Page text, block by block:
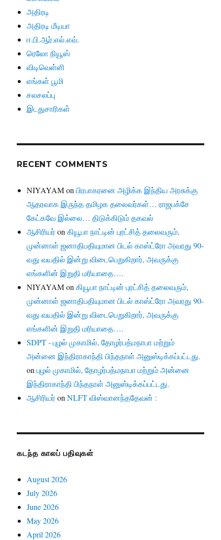
அதிரடி
அதிரடி மீடியா
ஈ.பி.ஆர்.எல்.எவ்.
ரெலோ நியூஸ்
விடிவெள்ளி
எங்கள் பூமி
சலசலப்பு
இடதுசாரிகள்
RECENT COMMENTS
NIYAYAMonபிரபாகரனை அழிக்க இந்திய அரசுக்கு
ஆதரவாக இருந்த தமிழக தலைவர்கள்… ராஜபக்சே
கேட்கவே இல்லை… திடுக்கிடும் தகவல்
ஆசிரியர்onகியூபா நாட்டின் புரட்சித் தலைவரும்,
முன்னாள் ஜனாதிபதியுமான பிடல் காஸ்ட்ரோ அவரது 90-
வது வயதில் இன்று விடைபெறுகிறார், அவருக்கு
எங்களின் இறுதி மரியாதை….
NIYAYAMonகியூபா நாட்டின் புரட்சித் தலைவரும்,
முன்னாள் ஜனாதிபதியுமான பிடல் காஸ்ட்ரோ அவரது 90-
வது வயதில் இன்று விடைபெறுகிறார், அவருக்கு
எங்களின் இறுதி மரியாதை….
SDPT - புழல் முகாமில், தோழர்பத்மநாபா மற்றும்
அன்னை இந்திராகாந்தி பிந்தநாள் அனுஸ்டிக்கப்பட்டது.
onபுழல் முகாமில், தோழர்பத்மநாபா மற்றும் அன்னை
இந்திராகாந்தி பிந்தநாள் அனுஸ்டிக்கப்பட்டது.
ஆசிரியர்onNLFT விஸ்வானந்ததேவன் :
கடந்த காலப் பதிவுகள்
August 2026
July 2026
June 2026
May 2026
April 2026